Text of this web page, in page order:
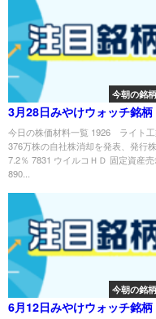
今朝の銘
3月28日みやけウォッチ銘柄
今日の株価材料一覧 1926 ライト
376万株の自社株消却を発表、発行
7.2％ 7831 ウイルコＨＤ 固定資産売
890...
今朝の銘
6月12日みやけウォッチ銘柄